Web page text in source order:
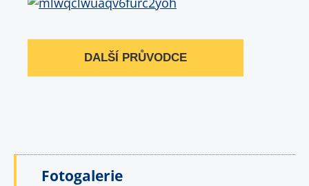
DALŠÍ PRŮVODCE
Fotogalerie